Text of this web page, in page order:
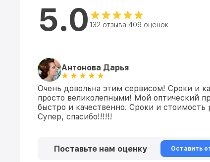
5.0 132 отзыва 409 оценок
Антонова Дарья
Очень довольна этим сервисом! Сроки и
просто великолепными! Мой оптический
быстро и качественно. Сроки и стоимость
Супер, спасибо!!!!!!
Поставьте нам оценку Оставить